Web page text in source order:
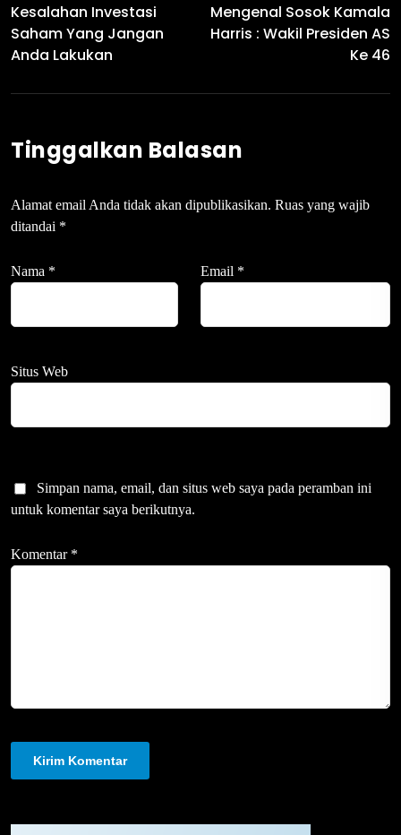
Kesalahan Investasi
Saham Yang Jangan
Anda Lakukan
Mengenal Sosok Kamala
Harris : Wakil Presiden AS
Ke 46
Tinggalkan Balasan
Alamat email Anda tidak akan dipublikasikan. Ruas yang wajib
ditandai *
Nama * Email *
Situs Web
Simpan nama, email, dan situs web saya pada peramban ini
untuk komentar saya berikutnya.
Komentar *